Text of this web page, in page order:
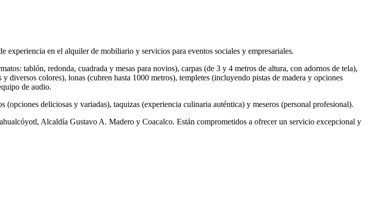
experiencia en el alquiler de mobiliario y servicios para eventos sociales y empresariales.
tablón, redonda, cuadrada y mesas para novios), carpas (de 3 y 4 metros de altura, con adornos de tela),
colores), lonas (cubren hasta 1000 metros), templetes (incluyendo pistas de madera y opciones
de audio.
deliciosas y variadas), taquizas (experiencia culinaria auténtica) y meseros (personal profesional).
Alcaldía Gustavo A. Madero y Coacalco. Están comprometidos a ofrecer un servicio excepcional y